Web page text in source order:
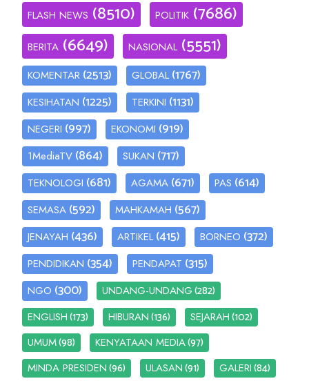
FLASH NEWS (8510) POLITIK (7686)
BERITA (6649) NASIONAL (5551)
KOMENTAR (2513) GLOBAL (1767)
KESIHATAN (1225) TERKINI (1131)
NEGERI (997) EKONOMI (919)
1MediaTV (864) SUKAN (717)
TEKNOLOGI (681) AGAMA (671) PAS (614)
SEMASA (592) MAHKAMAH (567)
JENAYAH (436) ARTIKEL (415) BORNEO (372)
PENDIDIKAN (354) PENDAPAT (315)
NGO (300) UNDANG-UNDANG(282)
ENGLISH(173) HIBURAN(136) SEJARAH(102)
UMUM(98) KENYATAAN MEDIA(97)
MINDA PRESIDEN(96) ULASAN(91) GALERI(84)